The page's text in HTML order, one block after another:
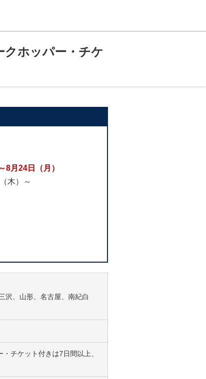
ホッパー・チケ
8月24日（月）
木）～
沢、山形、名古屋、南紀白
チケット付きは7日間以上、